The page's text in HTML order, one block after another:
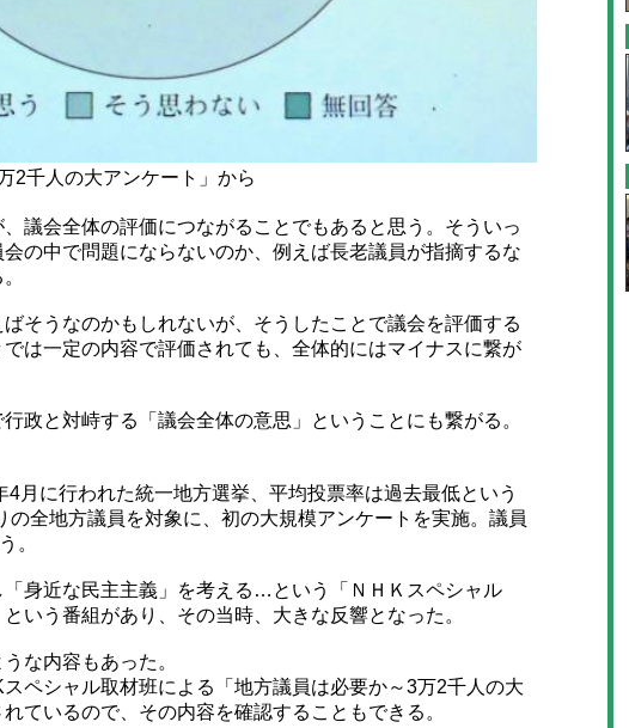
2千人の大アンケート」から
議会全体の評価につながることでもあると思う。そういっ
の中で問題にならないのか、例えば長老議員が指摘するな
そうなのかもしれないが、そうしたことで議会を評価する
は一定の内容で評価されても、全体的にはマイナスに繋が
政と対峙する「議会全体の意思」ということにも繋がる。
月に行われた統一地方選挙、平均投票率は過去最低という
全地方議員を対象に、初の大規模アンケートを実施。議員
。
身近な民主主義」を考える…という「ＮＨＫスペシャル
いう番組があり、その当時、大きな反響となった。
な内容もあった。
ペシャル取材班による「地方議員は必要か～3万2千人の大
ているので、その内容を確認することもできる。